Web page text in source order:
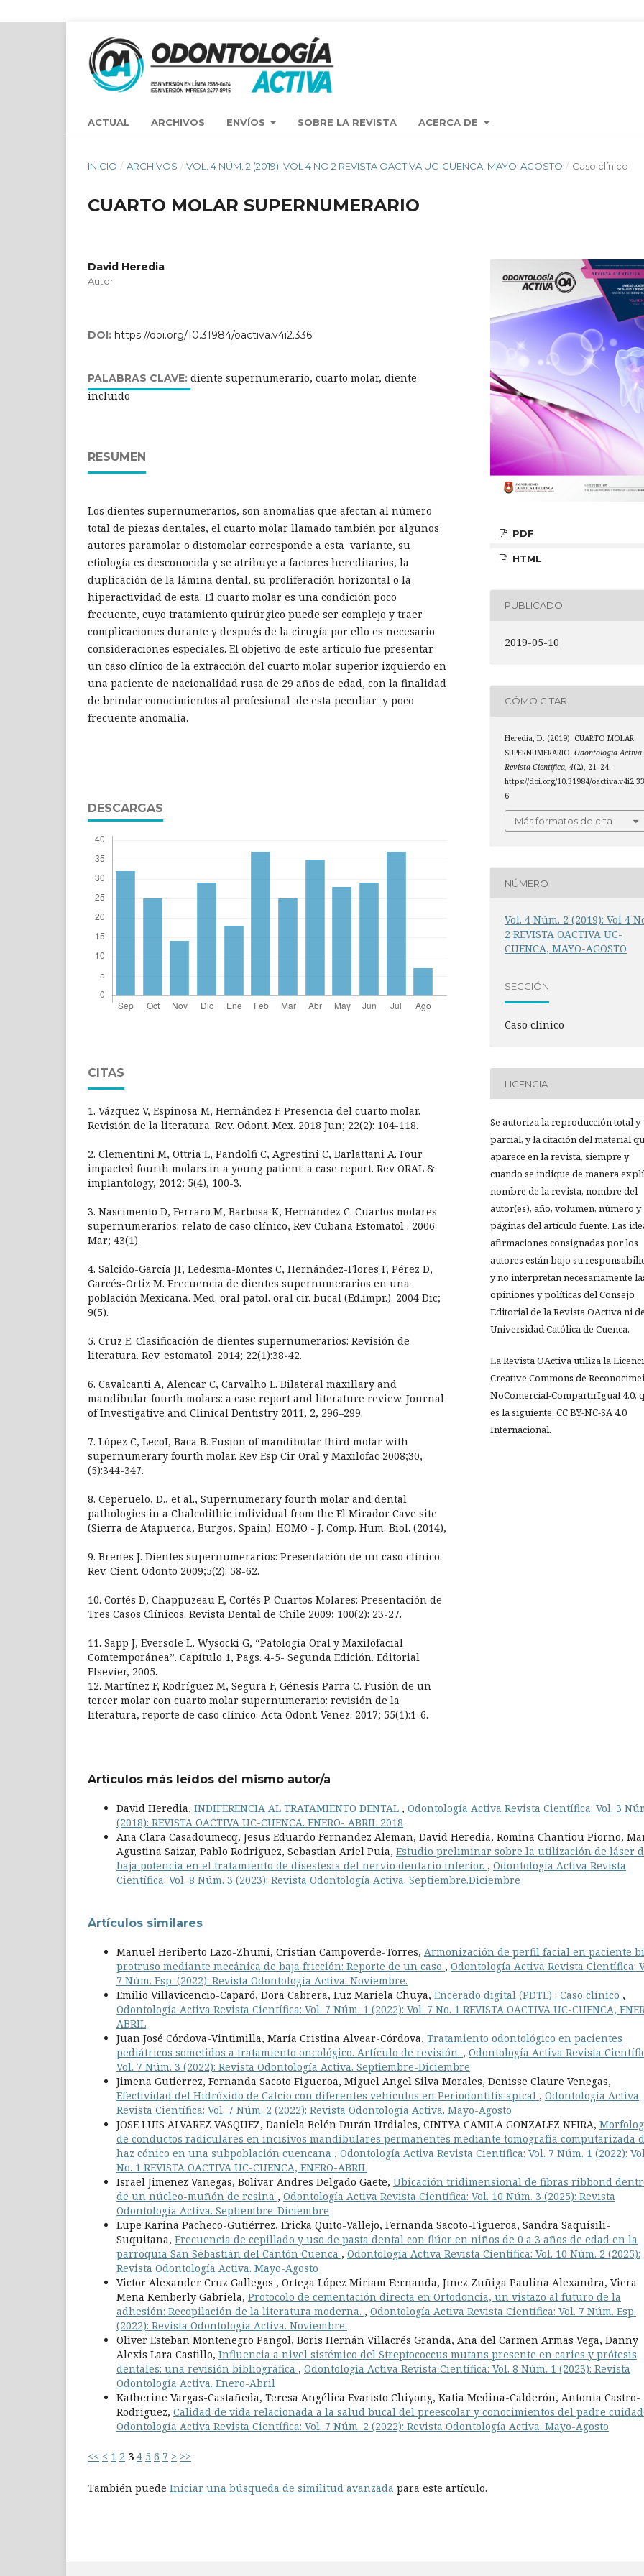
ACTUAL ARCHIVOS ENVÍOS SOBRE LA REVISTA ACERCA DE
INICIO / ARCHIVOS / VOL. 4 NÚM. 2 (2019): VOL 4 NO 2 REVISTA OACTIVA UC-CUENCA, MAYO-AGOSTO / Caso clínico
CUARTO MOLAR SUPERNUMERARIO
David Heredia
Autor
DOI: https://doi.org/10.31984/oactiva.v4i2.336
PALABRAS CLAVE: diente supernumerario, cuarto molar, diente
incluido
RESUMEN
Los dientes supernumerarios, son anomalías que afectan al número
total de piezas dentales, el cuarto molar llamado también por algunos
autores paramolar o distomolar corresponde a esta variante, su
etiología es desconocida y se atribuye a factores hereditarios, la
duplicación de la lámina dental, su proliferación horizontal o la
hiperactividad de esta. El cuarto molar es una condición poco
frecuente, cuyo tratamiento quirúrgico puede ser complejo y traer
complicaciones durante y después de la cirugía por ello es necesario
consideraciones especiales. El objetivo de este artículo fue presentar
un caso clínico de la extracción del cuarto molar superior izquierdo en
una paciente de nacionalidad rusa de 29 años de edad, con la finalidad
de brindar conocimientos al profesional de esta peculiar y poco
frecuente anomalía.
DESCARGAS
CITAS
1. Vázquez V, Espinosa M, Hernández F. Presencia del cuarto molar.
Revisión de la literatura. Rev. Odont. Mex. 2018 Jun; 22(2): 104-118.
2. Clementini M, Ottria L, Pandolfi C, Agrestini C, Barlattani A. Four
impacted fourth molars in a young patient: a case report. Rev ORAL &
implantology, 2012; 5(4), 100-3.
3. Nascimento D, Ferraro M, Barbosa K, Hernández C. Cuartos molares
supernumerarios: relato de caso clínico, Rev Cubana Estomatol . 2006
Mar; 43(1).
4. Salcido-García JF, Ledesma-Montes C, Hernández-Flores F, Pérez D,
Garcés-Ortiz M. Frecuencia de dientes supernumerarios en una
población Mexicana. Med. oral patol. oral cir. bucal (Ed.impr.). 2004 Dic;
9(5).
5. Cruz E. Clasificación de dientes supernumerarios: Revisión de
literatura. Rev. estomatol. 2014; 22(1):38-42.
6. Cavalcanti A, Alencar C, Carvalho L. Bilateral maxillary and
mandibular fourth molars: a case report and literature review. Journal
of Investigative and Clinical Dentistry 2011, 2, 296–299.
7. López C, LecoI, Baca B. Fusion of mandibular third molar with
supernumerary fourth molar. Rev Esp Cir Oral y Maxilofac 2008;30,
(5):344-347.
8. Ceperuelo, D., et al., Supernumerary fourth molar and dental
pathologies in a Chalcolithic individual from the El Mirador Cave site
(Sierra de Atapuerca, Burgos, Spain). HOMO - J. Comp. Hum. Biol. (2014),
9. Brenes J. Dientes supernumerarios: Presentación de un caso clínico.
Rev. Cient. Odonto 2009;5(2): 58-62.
10. Cortés D, Chappuzeau E, Cortés P. Cuartos Molares: Presentación de
Tres Casos Clínicos. Revista Dental de Chile 2009; 100(2): 23-27.
11. Sapp J, Eversole L, Wysocki G, “Patología Oral y Maxilofacial
Comtemporánea”. Capítulo 1, Pags. 4-5- Segunda Edición. Editorial
Elsevier, 2005.
12. Martínez F, Rodríguez M, Segura F, Génesis Parra C. Fusión de un
tercer molar con cuarto molar supernumerario: revisión de la
literatura, reporte de caso clínico. Acta Odont. Venez. 2017; 55(1):1-6.
PDF
HTML
PUBLICADO
2019-05-10
CÓMO CITAR
Heredia, D. (2019). CUARTO MOLAR
SUPERNUMERARIO.Odontología Activa
Revista Científica ,4(2), 21–24.
https://doi.org/10.31984/
6
Más formatos de cita
NÚMERO
Vol. 4 Núm. 2 (2019): Vol 4
2 REVISTA OACTIVA UC-
CUENCA, MAYO-AGOSTO
SECCIÓN
Caso clínico
LICENCIA
Se autoriza la reproducción total y
parcial, y la citación del material
aparece en la revista, siempre y
cuando se indique de manera
nombre de la revista, nombre del
autor(es), año, volumen, número y
páginas del artículo fuente. Las
afirmaciones consignadas por los
autores están bajo su
y no interpretan necesariamente
opiniones y políticas del Consejo
Editorial de la Revista OActiva ni
Universidad Católica de Cuenca.
La Revista OActiva utiliza la
Creative Commons de
NoComercial-CompartirIgual 4.0,
es la siguiente: CC BY-NC-SA 4.0
Internacional.
Artículos más leídos del mismo autor/a
David Heredia, INDIFERENCIA AL TRATAMIENTO DENTAL , Odontología Activa Revista Científica: Vol. 3
(2018): REVISTA OACTIVA UC-CUENCA. ENERO- ABRIL 2018
Ana Clara Casadoumecq, Jesus Eduardo Fernandez Aleman, David Heredia, Romina Chantiou Piorno,
Agustina Saizar, Pablo Rodriguez, Sebastian Ariel Puia, Estudio preliminar sobre la utilización de láser
baja potencia en el tratamiento de disestesia del nervio dentario inferior. , Odontología Activa Revista
Científica: Vol. 8 Núm. 3 (2023): Revista Odontología Activa. Septiembre.Diciembre
Artículos similares
Manuel Heriberto Lazo-Zhumi, Cristian Campoverde-Torres, Armonización de perfil facial en paciente
protruso mediante mecánica de baja fricción: Reporte de un caso , Odontología Activa Revista Científica:
7 Núm. Esp. (2022): Revista Odontología Activa. Noviembre.
Emilio Villavicencio-Caparó, Dora Cabrera, Luz Mariela Chuya, Encerado digital (PDTE) : Caso clínico ,
Odontología Activa Revista Científica: Vol. 7 Núm. 1 (2022): Vol. 7 No. 1 REVISTA OACTIVA UC-CUENCA,
ABRIL
Juan José Córdova-Vintimilla, María Cristina Alvear-Córdova, Tratamiento odontológico en pacientes
pediátricos sometidos a tratamiento oncológico. Artículo de revisión. , Odontología Activa Revista
Vol. 7 Núm. 3 (2022): Revista Odontología Activa. Septiembre-Diciembre
Jimena Gutierrez, Fernanda Sacoto Figueroa, Miguel Angel Silva Morales, Denisse Claure Venegas,
Efectividad del Hidróxido de Calcio con diferentes vehículos en Periodontitis apical , Odontología Activa
Revista Científica: Vol. 7 Núm. 2 (2022): Revista Odontología Activa. Mayo-Agosto
JOSE LUIS ALVAREZ VASQUEZ, Daniela Belén Durán Urdiales, CINTYA CAMILA GONZALEZ NEIRA,
de conductos radiculares en incisivos mandibulares permanentes mediante tomografía computarizada
haz cónico en una subpoblación cuencana , Odontología Activa Revista Científica: Vol. 7 Núm. 1 (2022):
No. 1 REVISTA OACTIVA UC-CUENCA, ENERO-ABRIL
Israel Jimenez Vanegas, Bolivar Andres Delgado Gaete, Ubicación tridimensional de fibras ribbond
de un núcleo-muñón de resina , Odontología Activa Revista Científica: Vol. 10 Núm. 3 (2025): Revista
Odontología Activa. Septiembre-Diciembre
Lupe Karina Pacheco-Gutiérrez, Ericka Quito-Vallejo, Fernanda Sacoto-Figueroa, Sandra Saquisili-
Suquitana, Frecuencia de cepillado y uso de pasta dental con flúor en niños de 0 a 3 años de edad en la
parroquia San Sebastián del Cantón Cuenca , Odontología Activa Revista Científica: Vol. 10 Núm. 2 (2025):
Revista Odontología Activa. Mayo-Agosto
Victor Alexander Cruz Gallegos , Ortega López Miriam Fernanda, Jinez Zuñiga Paulina Alexandra, Viera
Mena Kemberly Gabriela, Protocolo de cementación directa en Ortodoncia, un vistazo al futuro de la
adhesión: Recopilación de la literatura moderna. , Odontología Activa Revista Científica: Vol. 7 Núm. Esp.
(2022): Revista Odontología Activa. Noviembre.
Oliver Esteban Montenegro Pangol, Boris Hernán Villacrés Granda, Ana del Carmen Armas Vega, Danny
Alexis Lara Castillo, Influencia a nivel sistémico del Streptococcus mutans presente en caries y prótesis
dentales: una revisión bibliográfica , Odontología Activa Revista Científica: Vol. 8 Núm. 1 (2023): Revista
Odontología Activa. Enero-Abril
Katherine Vargas-Castañeda, Teresa Angélica Evaristo Chiyong, Katia Medina-Calderón, Antonia Castro-
Rodriguez, Calidad de vida relacionada a la salud bucal del preescolar y conocimientos del padre
Odontología Activa Revista Científica: Vol. 7 Núm. 2 (2022): Revista Odontología Activa. Mayo-Agosto
<< < 1 2 3 4 5 6 7 > >>
También puede Iniciar una búsqueda de similitud avanzada para este artículo.